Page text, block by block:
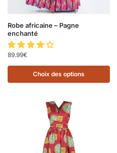
Robe africaine – Pagne
enchanté
89.99€
Choix des options